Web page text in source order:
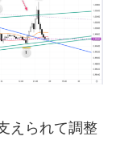
えられて調整